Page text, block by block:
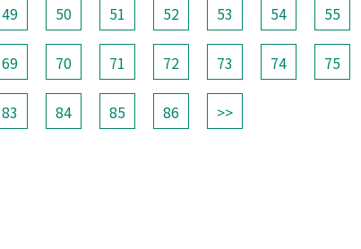
49 50 51 52 53 54 55
69 70 71 72 73 74 75
83 84 85 86 >>